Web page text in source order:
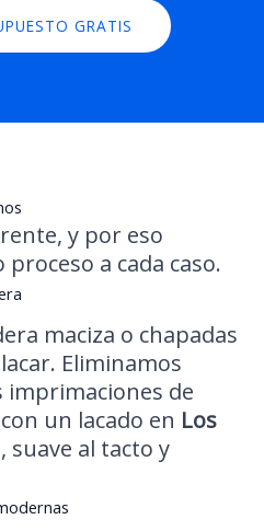
GRATIS
y por eso
a cada caso.
maciza o chapadas
Eliminamos
imprimaciones de
un lacado en Los
suave al tacto y